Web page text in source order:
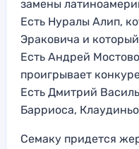
замены
Есть Нуралы Алип,
Эраковича и
Есть Андрей
проигрывает
Есть Дмитрий
Барриоса,
Семаку придется